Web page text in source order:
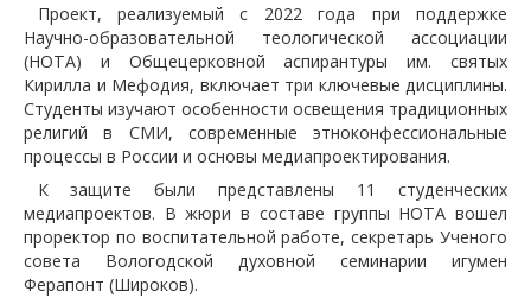
Проект, реализуемый с 2022 года при поддержке
Научно-образовательной теологической ассоциации
(НОТА) и Общецерковной аспирантуры им. святых
Кирилла и Мефодия, включает три ключевые дисциплины.
Студенты изучают особенности освещения традиционных
религий в СМИ, современные этноконфессиональные
процессы в России и основы медиапроектирования.
К защите были представлены 11 студенческих
медиапроектов. В жюри в составе группы НОТА вошел
проректор по воспитательной работе, секретарь Ученого
совета Вологодской духовной семинарии игумен
Ферапонт (Широков).